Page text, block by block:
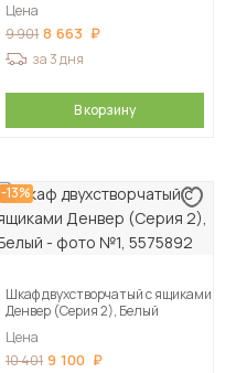
Цена
9 901 8 663
за 3 дня
В корзину
-13%
Шкаф двухстворчатый с ящиками
Денвер (Серия 2), Белый
Цена
10 401 9 100